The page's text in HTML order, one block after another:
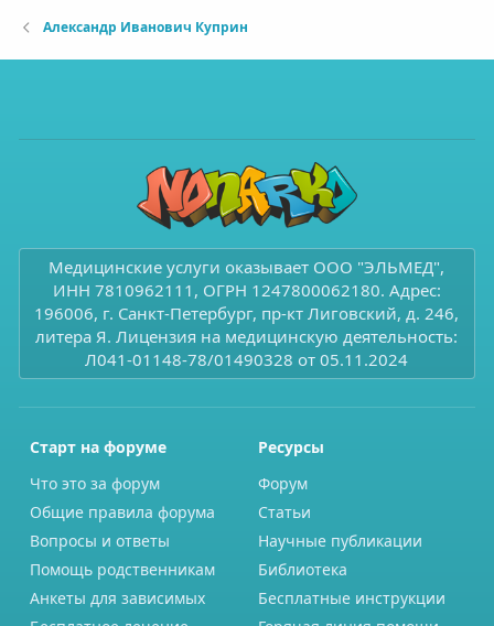
Александр Иванович Куприн
Медицинские услуги оказывает ООО "ЭЛЬМЕД",
ИНН 7810962111, ОГРН 1247800062180. Адрес:
196006, г. Санкт-Петербург, пр-кт Лиговский, д. 246,
литера Я. Лицензия на медицинскую деятельность:
Л041-01148-78/01490328 от 05.11.2024
Старт на форуме
Что это за форум
Общие правила форума
Вопросы и ответы
Помощь родственникам
Анкеты для зависимых
Ресурсы
Форум
Статьи
Научные публикации
Библиотека
Бесплатные инструкции